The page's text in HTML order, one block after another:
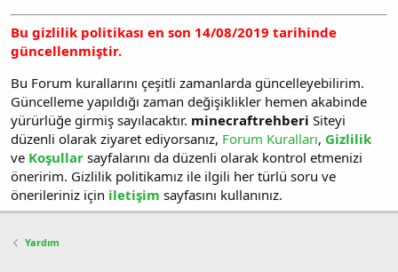
Bu gizlilik politikası en son 14/08/2019 tarihinde
güncellenmiştir.
Bu Forum kurallarını çeşitli zamanlarda güncelleyebilirim.
Güncelleme yapıldığı zaman değişiklikler hemen akabinde
yürürlüğe girmiş sayılacaktır. minecraftrehberi Siteyi
düzenli olarak ziyaret ediyorsanız, Forum Kuralları, Gizlilik
ve Koşullar sayfalarını da düzenli olarak kontrol etmenizi
öneririm. Gizlilik politikamız ile ilgili her türlü soru ve
önerileriniz için iletişim sayfasını kullanınız.
Yardım